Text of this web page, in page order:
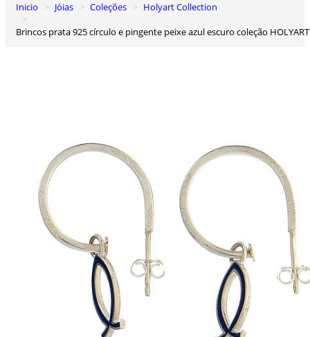
0
Inicio Jóias Coleções
Holyart Collection
Brincos prata 925 círculo e pingente peixe azul escuro coleção HOLYART